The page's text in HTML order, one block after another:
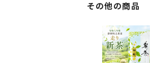
その他の商品